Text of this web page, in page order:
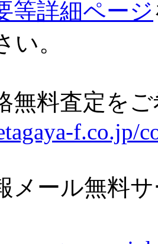
等詳細ページ
い。
無料査定を
f.co.jp/
メール無料